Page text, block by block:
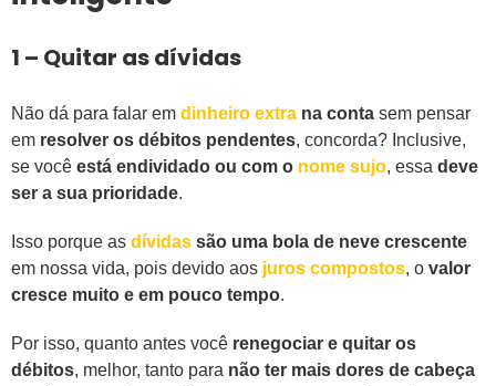
1 – Quitar as dívidas
Não dá para falar em dinheiro extra na conta sem pensar
em resolver os débitos pendentes, concorda? Inclusive,
se você está endividado ou com o nome sujo, essa deve
ser a sua prioridade.
Isso porque as dívidas são uma bola de neve crescente
em nossa vida, pois devido aos juros compostos, o valor
cresce muito e em pouco tempo.
Por isso, quanto antes você renegociar e quitar os
débitos, melhor, tanto para não ter mais dores de cabeça